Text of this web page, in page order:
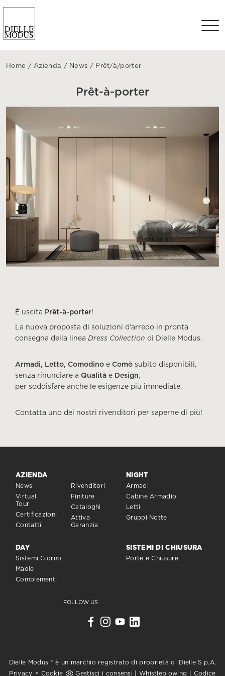
Home /Azienda / News / Prêt/à/porter
Prêt-à-porter
È uscita Prêt-à-porter!
La nuova proposta di soluzioni d’arredo in pronta
consegna della linea Dress Collection di Dielle Modus.
Armadi, Letto, Comodino e Comò subito disponibili,
senza rinunciare a Qualità e Design,
per soddisfare anche le esigenze più immediate.
Contatta uno dei nostri rivenditori per saperne di più!
AZIENDA
News
Virtual
Tour
Certificazioni
Contatti
Rivenditori
Finiture
Cataloghi
Attiva
Garanzia
NIGHT
Armadi
Cabine Armadio
Letti
Gruppi Notte
DAY
Sistemi Giorno
Madie
Complementi
SISTEMI DI CHIUSURA
Porte e Chiusure
FOLLOW US
Dielle Modus ® è un marchio registrato di proprietà di Dielle S.p.A.
Privacy - Cookie Gestisci i consensi Whistleblowing Codice